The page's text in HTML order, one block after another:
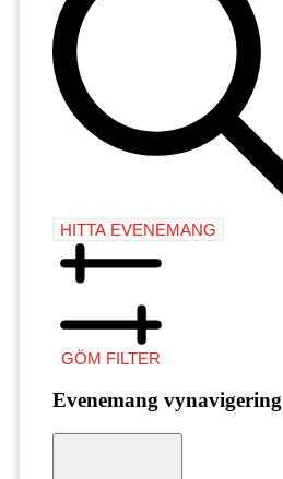
HITTA EVENEMANG
GÖM FILTER
Evenemang vynavigering